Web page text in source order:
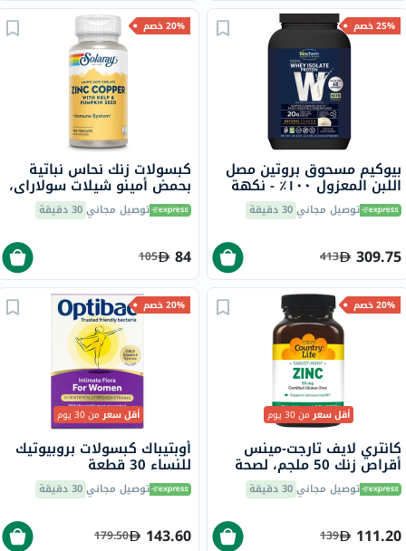
25% خصم
بيوكيم مسحوق بروتين مصل
اللبن المعزول ١٠٠٪ - نكهة
طبيعية - ٤٥ حصة - ١٠٤٨
جرام توصيل مجاني30 دقيقة
309.75
413
20% خصم
كبسولات زنك نحاس نباتية
بحمض أمينو شيلات سولاراي،
100 كبسولة توصيل مجاني30 دقيقة
84
105
20% خصم
أقل سعرمن 30 يوم
كانتري لايف تارجت-مينس
أقراص زنك 50 ملجم، لصحة
المناعة، حزمة من 90
توصيل مجاني30 دقيقة
111.20
139
20% خصم
أقل سعرمن 30 يوم
أوبتيباك كبسولات بروبيوتيك
للنساء 30 قطعة
توصيل مجاني30 دقيقة
143.60
179.50